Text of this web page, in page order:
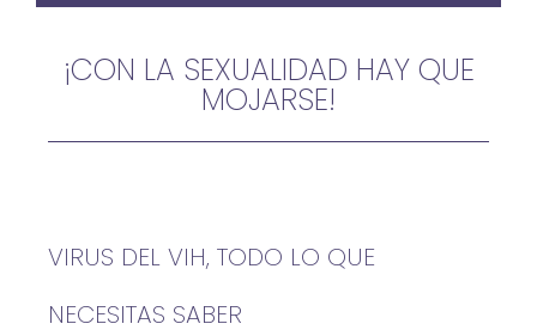
¡CON LA SEXUALIDAD HAY QUE
MOJARSE!
VIRUS DEL VIH, TODO LO QUE
NECESITAS SABER